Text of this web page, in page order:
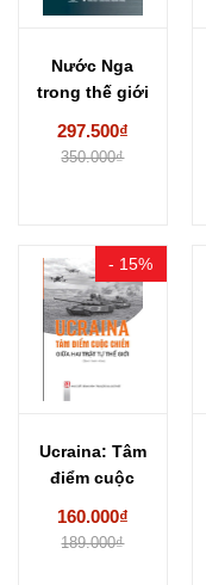
Nước Nga
trong thế giới
297.500₫
350.000₫
- 15%
Ucraina: Tâm
điểm cuộc
160.000₫
189.000₫